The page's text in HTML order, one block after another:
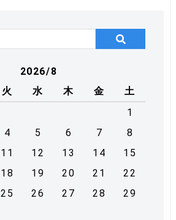
2026/8
火 水 木 金
土
1
4 5 6 7
8
11 12 13 14
15
18 19 20 21
22
25 26 27 28
29